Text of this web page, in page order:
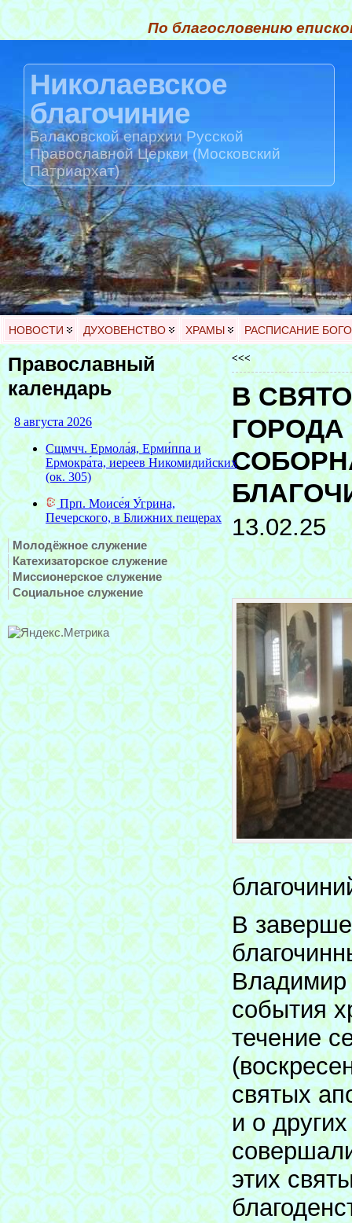
По благословению
Николаевское
благочиние
Балаковской епархии Русской
Православной Церкви (Московский
Патриархат)
НОВОСТИ ДУХОВЕНСТВО ХРАМЫ РАСПИСАНИЕ
Православный
календарь
Молодёжное служение
Катехизаторское служение
Миссионерское служение
Социальное служение
<<<
В
ГОРОДА
13.02.25
В
Владимир
события
течение
святых
и о
этих